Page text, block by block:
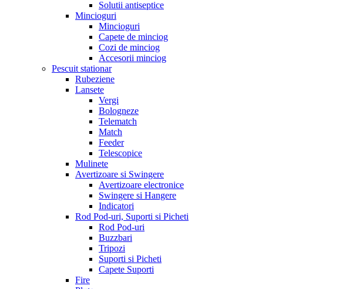
Solutii antiseptice
Mincioguri
Mincioguri
Capete de minciog
Cozi de minciog
Accesorii minciog
Pescuit stationar
Rubeziene
Lansete
Vergi
Bologneze
Telematch
Match
Feeder
Telescopice
Mulinete
Avertizoare si Swingere
Avertizoare electronice
Swingere si Hangere
Indicatori
Rod Pod-uri, Suporti si Picheti
Rod Pod-uri
Buzzbari
Tripozi
Suporti si Picheti
Capete Suporti
Fire